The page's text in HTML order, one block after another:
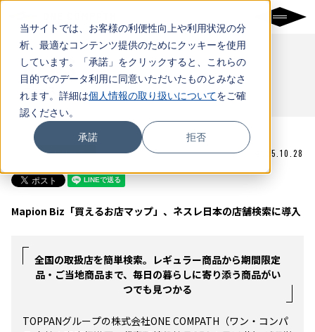
当サイトでは、お客様の利便性向上や利用状況の分
析、最適なコンテンツ提供のためにクッキーを使用
しています。「承諾」をクリックすると、これらの
目的でのデータ利用に同意いただいたものとみなさ
れます。詳細は個人情報の取り扱いについてをご確
認ください。
承諾 拒否
NEWS
ニュース
ニュースリリース 2025.10.28
Mapion Biz「買えるお店マップ」、ネスレ日本の店舗検索に導入
全国の取扱店を簡単検索。レギュラー商品から期間限定
品・ご当地商品まで、毎日の暮らしに寄り添う商品がい
つでも見つかる
TOPPANグループの株式会社ONE COMPATH（ワン・コンパ